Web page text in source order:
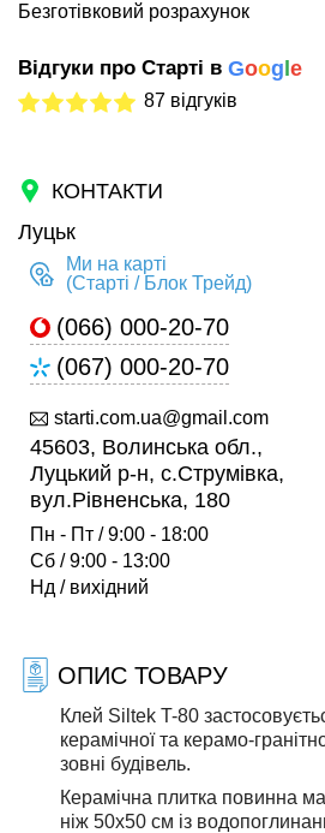
Безготівковий розрахунок
Відгуки про Старті в Goog e
87 відгуків
КОНТАКТИ
Луцьк
Ми на карті
(Старті / Блок Трейд)
(066) 000-20-70
(067) 000-20-70
starti.com.ua@gmail.com
45603, Волинська обл.,
Луцький р-н, с.Струмівка,
вул.Рівненська, 180
Пн - Пт / 9:00 - 18:00
Сб / 9:00 - 13:00
Нд / вихідний
ОПИС ТОВАРУ
Клей Siltek T-80
керамічної та керамо-
зовні будівель.
Керамічна плитка повинна
ніж 50х50 см із